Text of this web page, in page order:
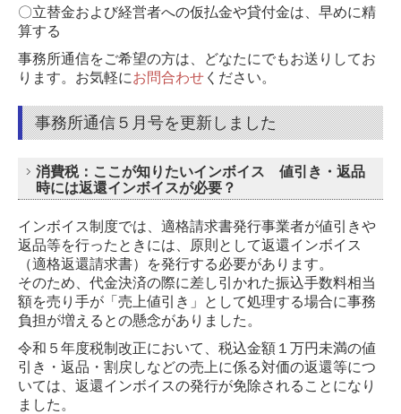
〇立替金および経営者への仮払金や貸付金は、早めに精
算する
事務所通信をご希望の方は、どなたにでもお送りしてお
ります。 お気軽にお問合わせ ください。
事務所通信５月号を更新しました
消費税：ここが知りたいインボイス 値引き・返品
時には返還インボイスが必要？
インボイス制度では、適格請求書発行事業者が値引きや
返品等を行ったときには、原則として返還インボイス
（適格返還請求書）を発行する必要があります。
そのため、代金決済の際に差し引かれた振込手数料相当
額を売り手が「売上値引き」として処理する場合に事務
負担が増えるとの懸念がありました。
令和５年度税制改正において、税込金額１万円未満の値
引き・返品・割戻しなどの売上に係る対価の返還等につ
いては、返還インボイスの発行が免除されることになり
ました。